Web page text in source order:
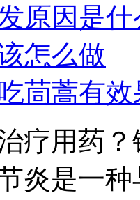
原因是什
怎么做
茼蒿有效
疗用药
炎是一